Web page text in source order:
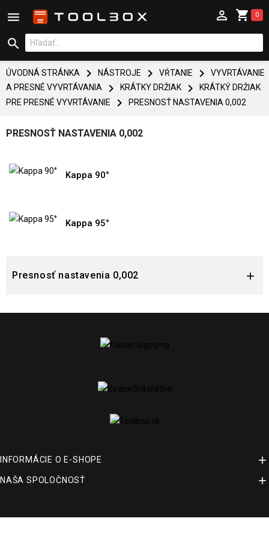
  0


ÚVODNÁ STRÁNKA  NÁSTROJE  VŔTANIE 
VYVRTÁVANIE
A PRESNÉ VYVRTÁVANIA
 KRÁTKY DRŽIAK 
KRÁTKÝ DRŽIAK
PRE PRESNÉ VYVRTÁVANIE
 PRESNOSŤ NASTAVENIA 0,002
PRESNOSŤ NASTAVENIA 0,002
Kappa 90°
Kappa 95°
Presnosť nastavenia 0,002 
INFORMÁCIE O E-SHOPE 
NAŠA SPOLOČNOSŤ 